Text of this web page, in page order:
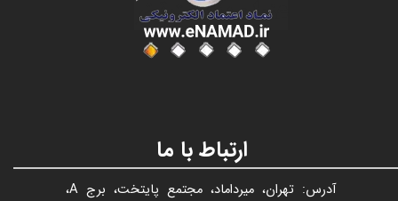
عنوان با فونت تیتر
آدرس: تهران، میرداماد، مجتمع پایتخت، برج A،
ارتباط با ما